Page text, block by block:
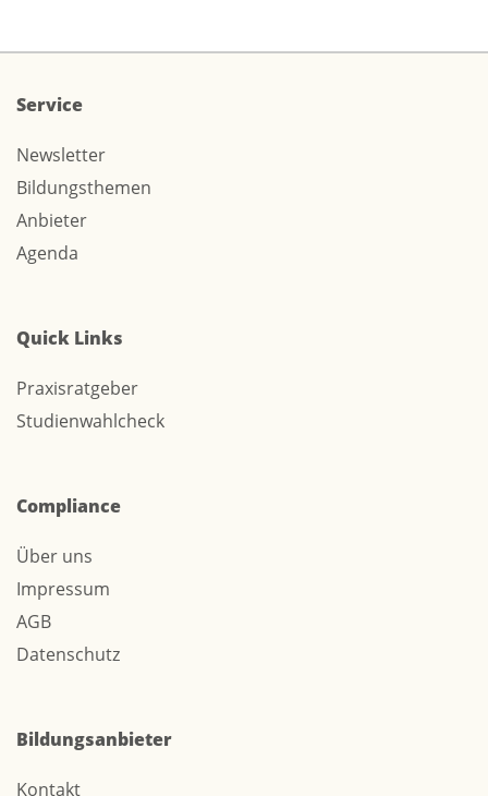
Service
Newsletter
Bildungsthemen
Anbieter
Agenda
Quick Links
Praxisratgeber
Studienwahlcheck
Compliance
Über uns
Impressum
AGB
Datenschutz
Bildungsanbieter
Kontakt